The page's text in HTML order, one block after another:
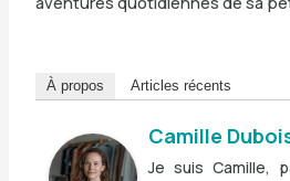
À propos Articles récents
Camille
Je suis Camille,